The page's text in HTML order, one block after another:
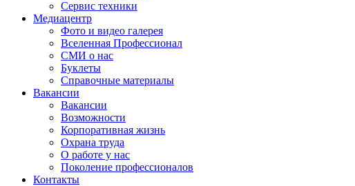
Сервис техники
Медиацентр
Фото и видео галерея
Вселенная Профессионал
СМИ о нас
Буклеты
Справочные материалы
Вакансии
Вакансии
Возможности
Корпоративная жизнь
Охрана труда
О работе у нас
Поколение профессионалов
Контакты